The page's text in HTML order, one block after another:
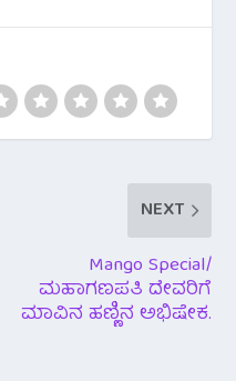
NEXT
Mango Special/
ಮಹಾಗಣಪತಿ‌ ದೇವರಿಗೆ
ಮಾವಿನ ಹಣ್ಣಿನ ಅಭಿಷೇಕ.